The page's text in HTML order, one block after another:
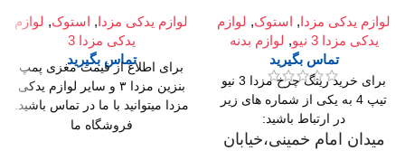
لوازم یدکی مزدا, استوک, لوازم
یدکی مزدا 3 نیو
, لوازم بدنه
تماس بگیرید
برای خرید رینگ چرخ مزدا 3 نیو
تیپ 4 به یکی از شماره های زیر
در ارتباط باشید:
میدان امام خمینی،خیابان
لوازم یدکی مزدا, استوک, لوازم
یدکی مزدا 3
تماس بگیرید
برای اطلاع از قیمت مغزی پمپ
بنزین مزدا ۳ و سایر لوازم یدکی
مزدا میتوانید با ما در تماس باشید.
فروشگاه ما